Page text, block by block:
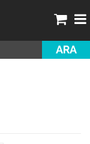
ARA